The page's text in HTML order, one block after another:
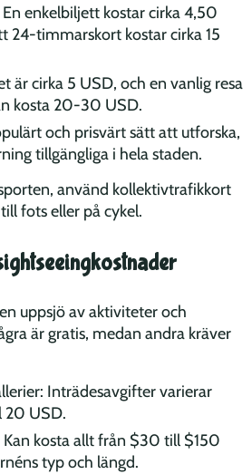
enkelbiljett kostar cirka 4,50
24-timmarskort kostar cirka 15
är cirka 5 USD, och en vanlig resa
kosta 20-30 USD.
och prisvärt sätt att utforska,
tillgängliga i hela staden.
använd kollektivtrafikkort
fots eller på cykel.
uppsjö av aktiviteter och
är gratis, medan andra kräver
Inträdesavgifter varierar
20 USD.
Kan kosta allt från $30 till $150
typ och längd.